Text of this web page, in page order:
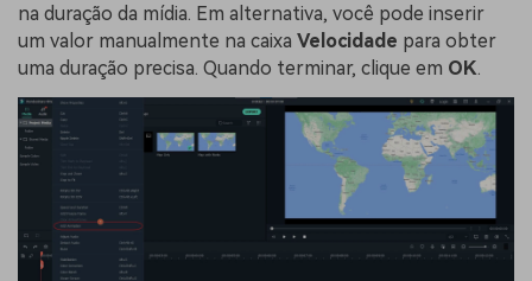
na duração da mídia. Em alternativa, você pode inserir
um valor manualmente na caixa Velocidade para obter
uma duração precisa. Quando terminar, clique em OK.